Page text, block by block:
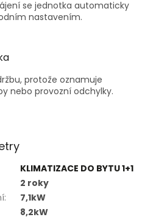
se jednotka automaticky
nastavením.
protože oznamuje
nebo provozní odchylky.
KLIMATIZACE DO BYTU 1+1
2 roky
:
7,1kW
8,2kW